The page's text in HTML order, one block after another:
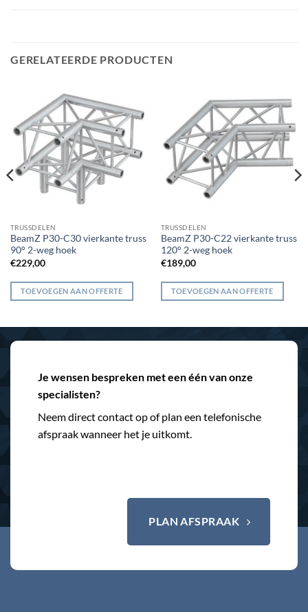
GERELATEERDE PRODUCTEN
TRUSSDELEN
BeamZ P30-C30 vierkante truss
90° 2-weg hoek
€229,00
TOEVOEGEN AAN OFFERTE
TRUSSDELEN
BeamZ P30-C22 vierkante truss
120° 2-weg hoek
€189,00
TOEVOEGEN AAN OFFERTE
Je wensen bespreken met een één van onze
specialisten?
Neem direct contact op of plan een telefonische
afspraak wanneer het je uitkomt.
PLAN AFSPRAAK